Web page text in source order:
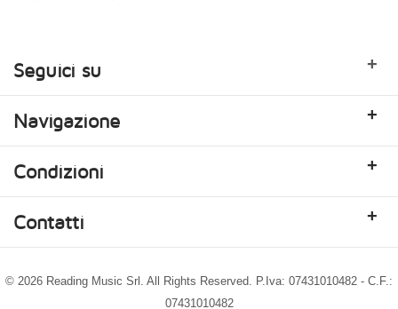
Seguici su +
Navigazione +
Condizioni +
Contatti +
© 2026 Reading Music Srl. All Rights Reserved. P.Iva: 07431010482 - C.F.:
07431010482